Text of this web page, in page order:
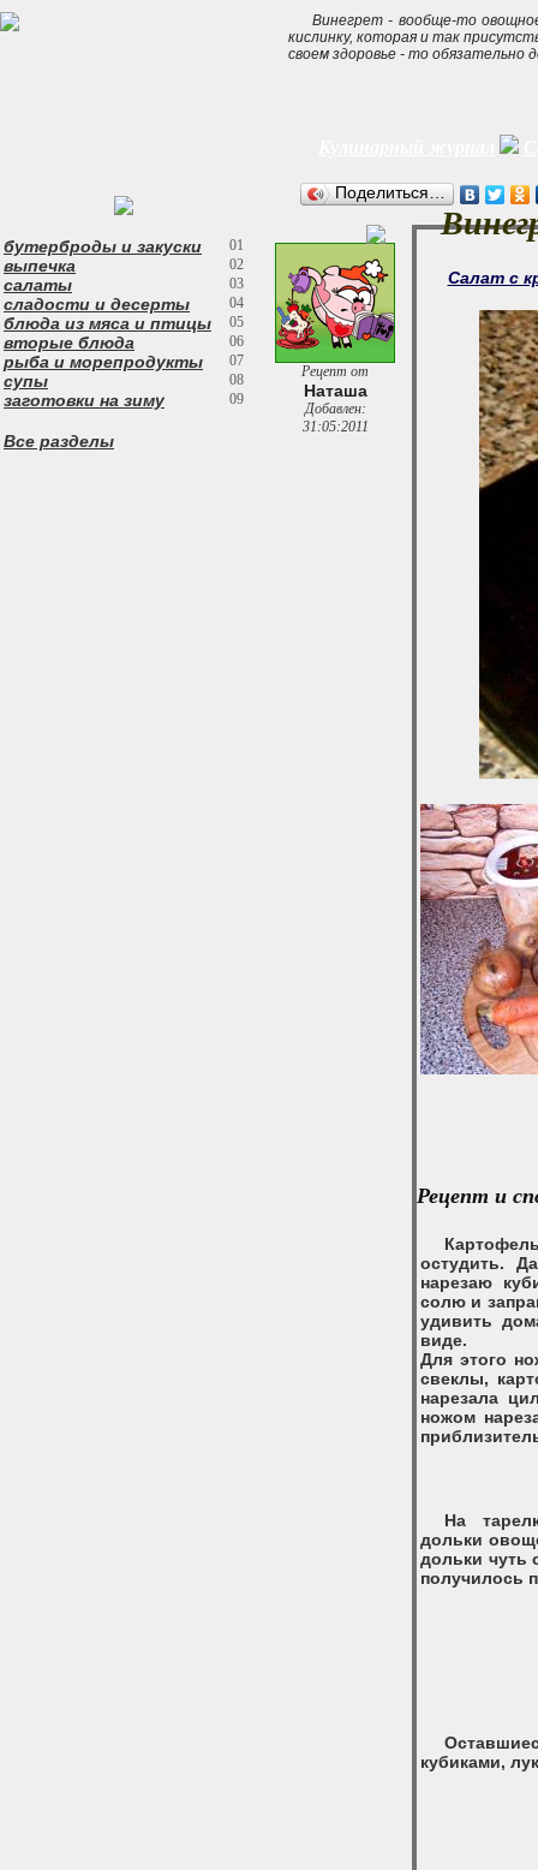
Винегрет - вообще-то
кислинку, которая и так
своем здоровье - то обязательно
01
бутерброды и закуски
02
выпечка
03
салаты
04
сладости и десерты
05
блюда из мяса и птицы
06
вторые блюда
07
рыба и морепродукты
08
супы
09
заготовки на зиму
Все разделы
Поделиться…
Рецепт от
Наташа
Добавлен:
31:05:2011
Салат с
Рецепт и
остудить.
нарезаю
солю и
удивить
виде.
Для этого
свеклы,
нарезала
ножом
На
дольки
дольки чуть
получилось
кубиками,